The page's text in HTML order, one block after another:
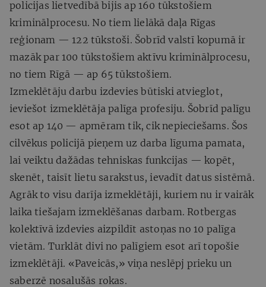
policijas lietvedībā bijis ap 160 tūkstošiem
kriminālprocesu. No tiem lielākā daļa Rīgas
reģionam — 122 tūkstoši. Šobrīd valstī kopumā ir
mazāk par 100 tūkstošiem aktīvu kriminālprocesu,
no tiem Rīgā — ap 65 tūkstošiem.
Izmeklētāju darbu izdevies būtiski atvieglot,
ieviešot izmeklētāja palīga profesiju. Šobrīd palīgu
esot ap 140 — apmēram tik, cik nepieciešams. Šos
cilvēkus policijā pieņem uz darba līguma pamata,
lai veiktu dažādas tehniskas funkcijas — kopēt,
skenēt, taisīt lietu sarakstus, ievadīt datus sistēmā.
Agrāk to visu darīja izmeklētāji, kuriem nu ir vairāk
laika tiešajam izmeklēšanas darbam. Rotbergas
kolektīvā izdevies aizpildīt astoņas no 10 palīga
vietām. Turklāt divi no palīgiem esot arī topošie
izmeklētāji. «Paveicās,» viņa neslēpj prieku un
saberzē nosalušās rokas.